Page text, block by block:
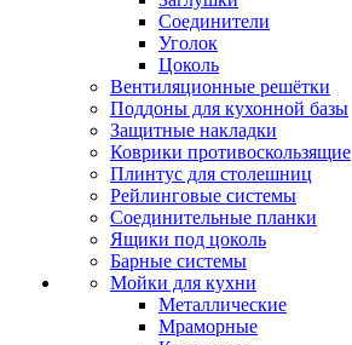
Соединители
Уголок
Цоколь
Вентиляционные решётки
Поддоны для кухонной базы
Защитные накладки
Коврики противоскользящие
Плинтус для столешниц
Рейлинговые системы
Соединительные планки
Ящики под цоколь
Барные системы
Мойки для кухни
Металлические
Мраморные